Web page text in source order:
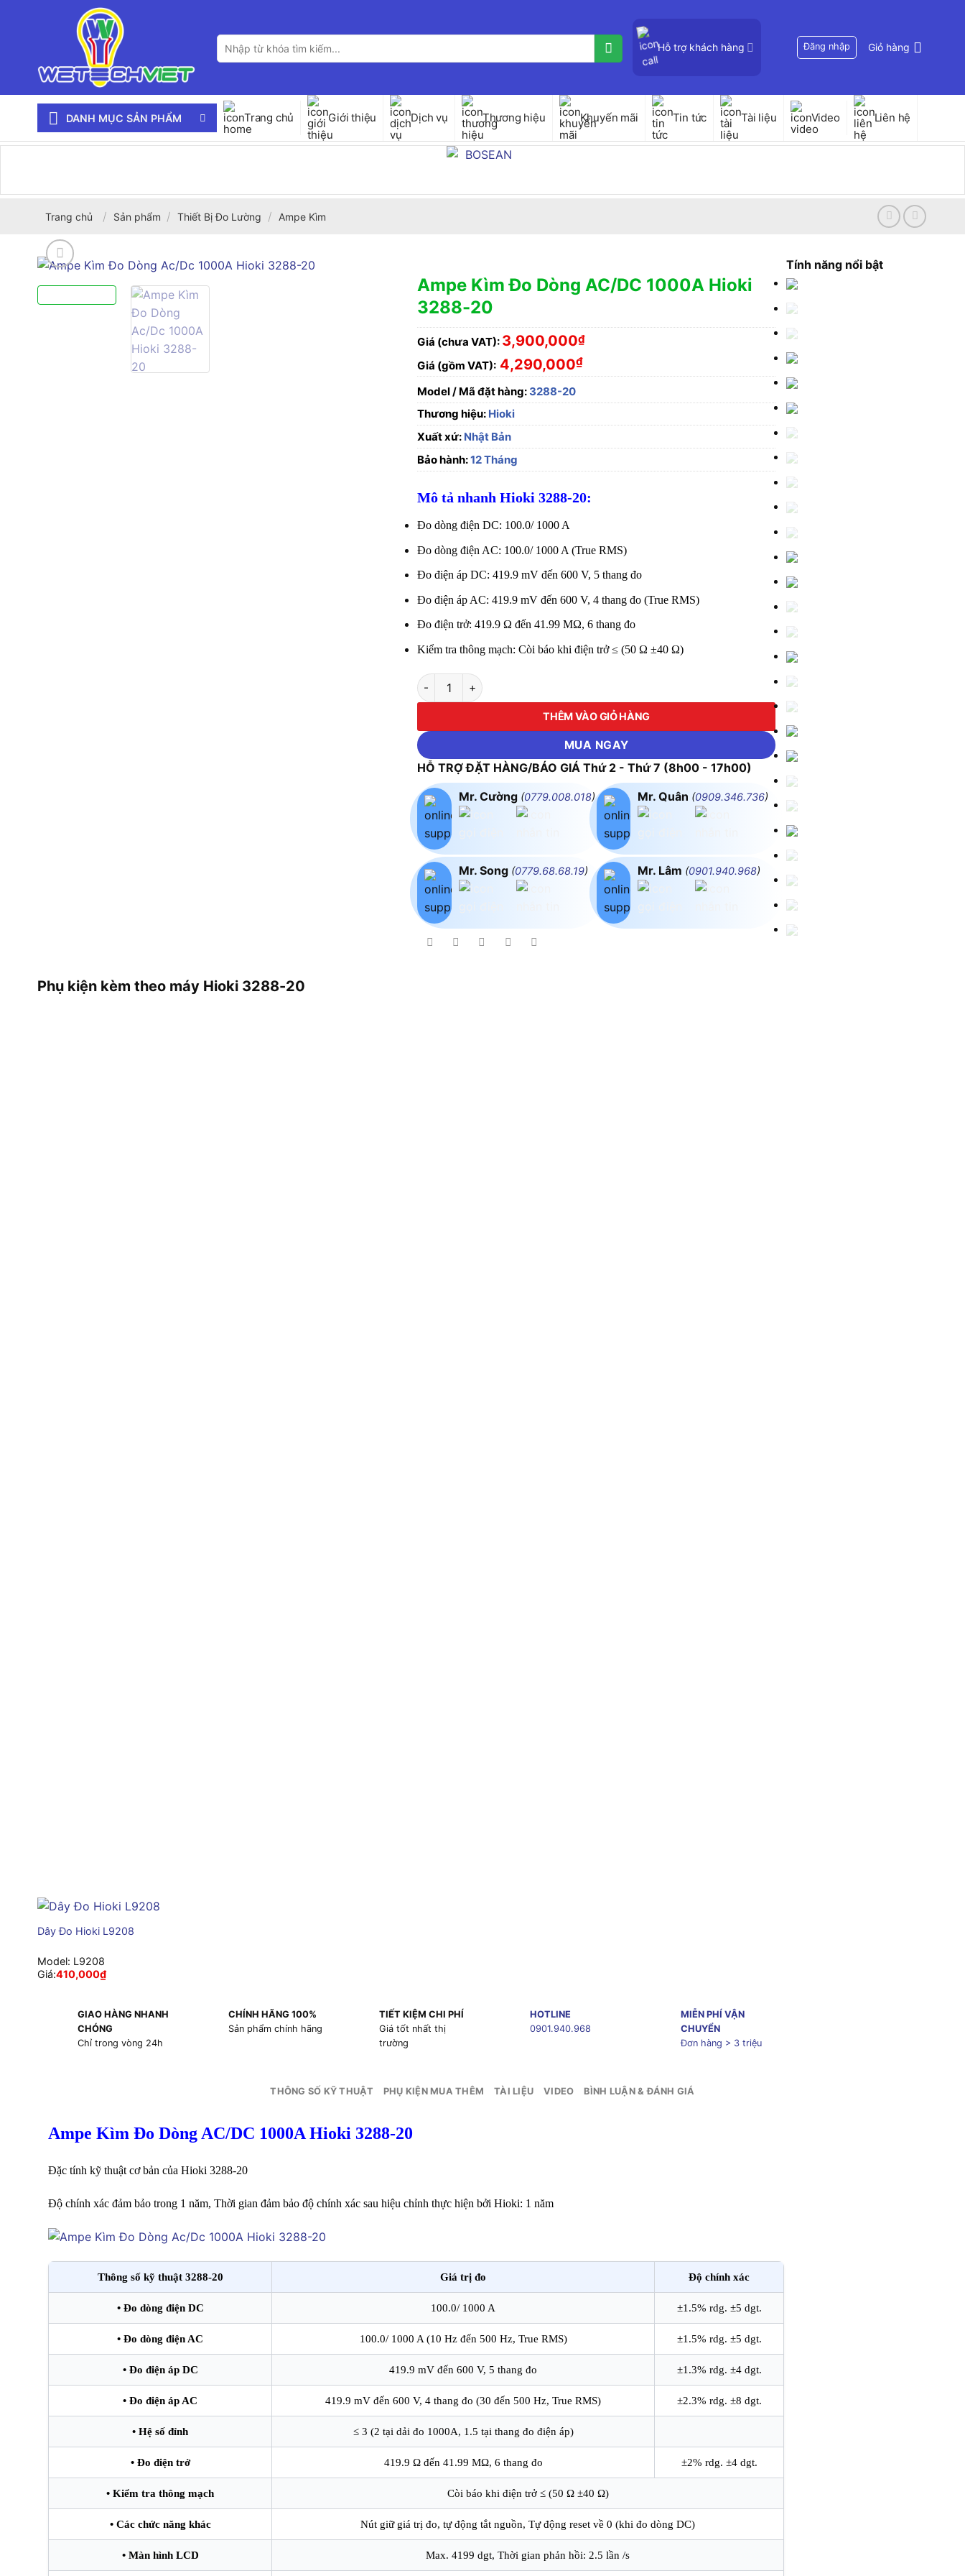
Tìm
kiếm:
Hỗ trợ khách hàng Đăng nhập Giỏ hàng
DANH MỤC SẢN PHẨM Trang chủ Giới thiệu Dịch vụ Thương hiệu Khuyến mãi Tin tức Tài liệu Video Liên hệ
Trang chủ / Sản phẩm / Thiết Bị Đo Lường / Ampe Kìm
Ampe Kìm Đo Dòng AC/DC 1000A Hioki
3288-20
Giá (chưa VAT): 3,900,000₫
Giá (gồm VAT): 4,290,000₫
Model / Mã đặt hàng: 3288-20
Thương hiệu: Hioki
Xuất xứ: Nhật Bản
Bảo hành:12 Tháng
Mô tả nhanh Hioki 3288-20:
Đo dòng điện DC: 100.0/ 1000 A
Đo dòng điện AC: 100.0/ 1000 A (True RMS)
Đo điện áp DC: 419.9 mV đến 600 V, 5 thang đo
Đo điện áp AC: 419.9 mV đến 600 V, 4 thang đo (True RMS)
Đo điện trở: 419.9 Ω đến 41.99 MΩ, 6 thang đo
Kiểm tra thông mạch: Còi báo khi điện trở ≤ (50 Ω ±40 Ω)
Ampe Kìm Đo Dòng AC/DC 1000A Hioki 3288-20 số lượng
THÊM VÀO GIỎ HÀNG
MUA NGAY
HỖ TRỢ ĐẶT HÀNG/BÁO GIÁ Thứ 2 - Thứ 7 (8h00 - 17h00)
Mr. Cường (0779.008.018)
Mr. Song (0779.68.68.19)
Mr. Quân (0909.346.736)
Mr. Lâm (0901.940.968)
Tính năng nổi bật
Phụ kiện kèm theo máy Hioki 3288-20
+
Dây Đo Hioki L9208
Model: L9208
Giá:410,000₫
GIAO HÀNG NHANH
CHÓNG
Chỉ trong vòng 24h
CHÍNH HÃNG 100%
Sản phẩm chính hãng
TIẾT KIỆM CHI PHÍ
Giá tốt nhất thị
trường
HOTLINE
0901.940.968
MIỄN PHÍ VẬN
CHUYỂN
Đơn hàng > 3 triệu
THÔNG SỐ KỸ THUẬT PHỤ KIỆN MUA THÊM TÀI LIỆU VIDEO BÌNH LUẬN & ĐÁNH GIÁ
Ampe Kìm Đo Dòng AC/DC 1000A Hioki 3288-20
Đặc tính kỹ thuật cơ bản của Hioki 3288-20
Độ chính xác đảm bảo trong 1 năm, Thời gian đảm bảo độ chính xác sau hiệu chỉnh thực hiện bởi Hioki: 1 năm
Thông số kỹ thuật 3288-20 Giá trị đo Độ chính xác
• Đo dòng điện DC 100.0/ 1000 A ±1.5% rdg. ±5 dgt.
• Đo dòng điện AC 100.0/ 1000 A (10 Hz đến 500 Hz, True RMS) ±1.5% rdg. ±5 dgt.
• Đo điện áp DC 419.9 mV đến 600 V, 5 thang đo ±1.3% rdg. ±4 dgt.
• Đo điện áp AC 419.9 mV đến 600 V, 4 thang đo (30 đến 500 Hz, True RMS) ±2.3% rdg. ±8 dgt.
• Hệ số đỉnh ≤ 3 (2 tại dải đo 1000A, 1.5 tại thang đo điện áp)
• Đo điện trở 419.9 Ω đến 41.99 MΩ, 6 thang đo ±2% rdg. ±4 dgt.
• Kiểm tra thông mạch Còi báo khi điện trở ≤ (50 Ω ±40 Ω)
• Các chức năng khác Nút giữ giá trị đo, tự động tắt nguồn, Tự động reset về 0 (khi đo dòng DC)
• Màn hình LCD Max. 4199 dgt, Thời gian phản hồi: 2.5 lần /s